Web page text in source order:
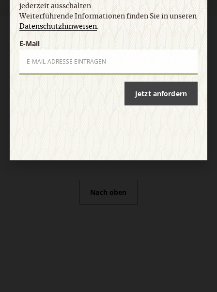
Vertrag widerrufen Abo online kündigen
Nach oben
jederzeit ausschalten.
Weiterführende Informationen finden Sie in unseren
Datenschutzhinweisen.
E-Mail
Jetzt anfordern